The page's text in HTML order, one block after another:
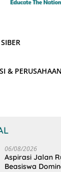
& PERUSAHAAN
06/08/2026
Aspirasi Jalan
Beasiswa